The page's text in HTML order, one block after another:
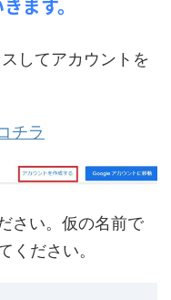
ます。
してアカウントを
チラ
さい。仮の名前で
ください。